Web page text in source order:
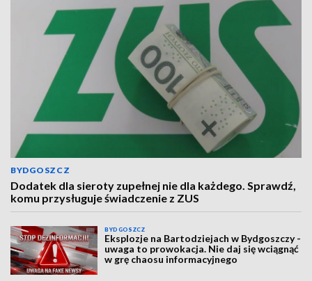
BYDGOSZCZ
Dodatek dla sieroty zupełnej nie dla każdego. Sprawdź,
komu przysługuje świadczenie z ZUS
BYDGOSZCZ
Eksplozje na Bartodziejach w Bydgoszczy -
uwaga to prowokacja. Nie daj się wciągnąć
w grę chaosu informacyjnego